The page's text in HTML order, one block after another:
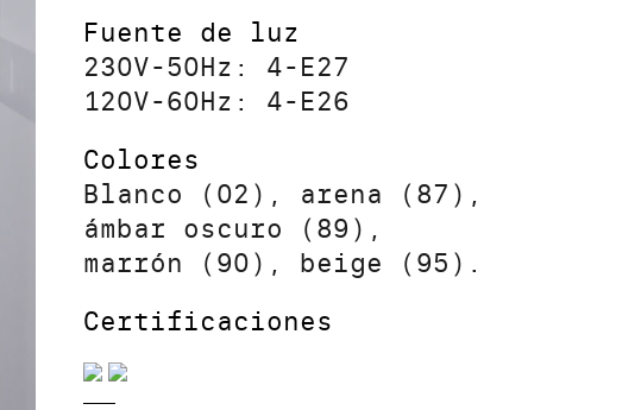
Fuente de luz
230V-50Hz: 4-E27
120V-60Hz: 4-E26
Colores
Blanco (02), arena (87),
ámbar oscuro (89),
marrón (90), beige (95).
Certificaciones